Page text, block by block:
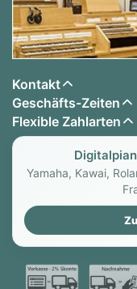
Kontakt
Geschäfts-Zeiten
Flexible Zahlarten
Yamaha, Kawai,